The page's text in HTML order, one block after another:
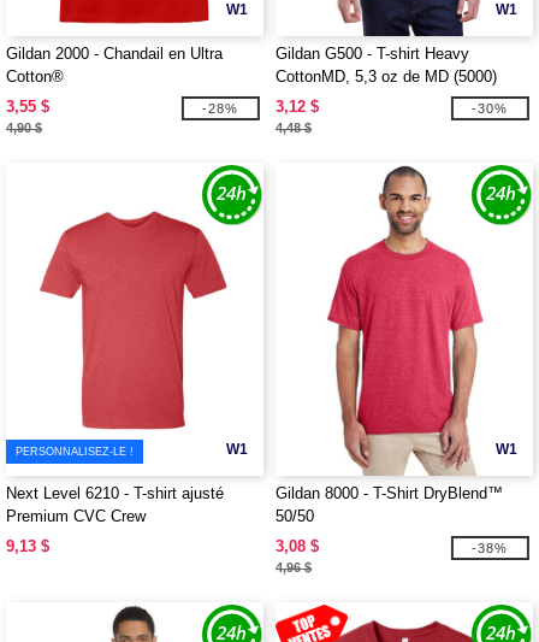
W1
Gildan 2000 - Chandail en Ultra
Cotton®
3,55 $
4,90 $
-28%
W1
Gildan G500 - T-shirt Heavy
CottonMD, 5,3 oz de MD (5000)
3,12 $
4,48 $
-30%
W1
PERSONNALISEZ-LE !
Next Level 6210 - T-shirt ajusté
Premium CVC Crew
9,13 $
W1
Gildan 8000 - T-Shirt DryBlend™
50/50
3,08 $
4,96 $
-38%